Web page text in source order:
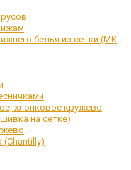
белья из сетки (МК
хлопковое кружево
на сетке)